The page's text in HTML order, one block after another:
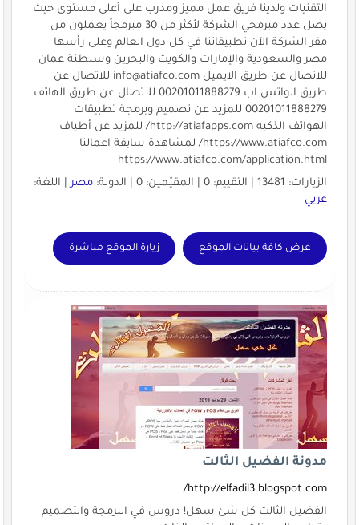
التقنيات ولدينا فريق عمل مميز ومدرب على أعلى مستوى حيث
يصل عدد مبرمجي الشركة لأكثر من 30 مبرمجاً يعملون من
مقر الشركة الآن تطبيقاتنا في كل دول العالم وعلى رأسها
مصر والسعودية والإمارات والكويت والبحرين وسلطنة عمان
للاتصال عن طريق الايميل info@atiafco.comللاتصال عن
طريق الواتس اب 00201011888279 للاتصال عن طريق الهاتف
00201011888279 للمزيد عن تصميم وبرمجة تطبيقات
الهواتف الذكيه http://atiafapps.com/ للمزيد عن أطياف
https://www.atiafco.com/ لمشاهدة سابقة اعمالنا
https://www.atiafco.com/application.html
الزيارات: 13481 | التقييم: 0 | المقيّمين: 0 | الدولة:
مصر| اللغة:
عربي
عرض كافة بيانات الموقع زيارة الموقع مباشرة
مدونة الفضيل الثالت
http://elfadil3.blogspot.com/
الفضيل الثالت كل شئ سهل! دروس في البرمجة والتصميم